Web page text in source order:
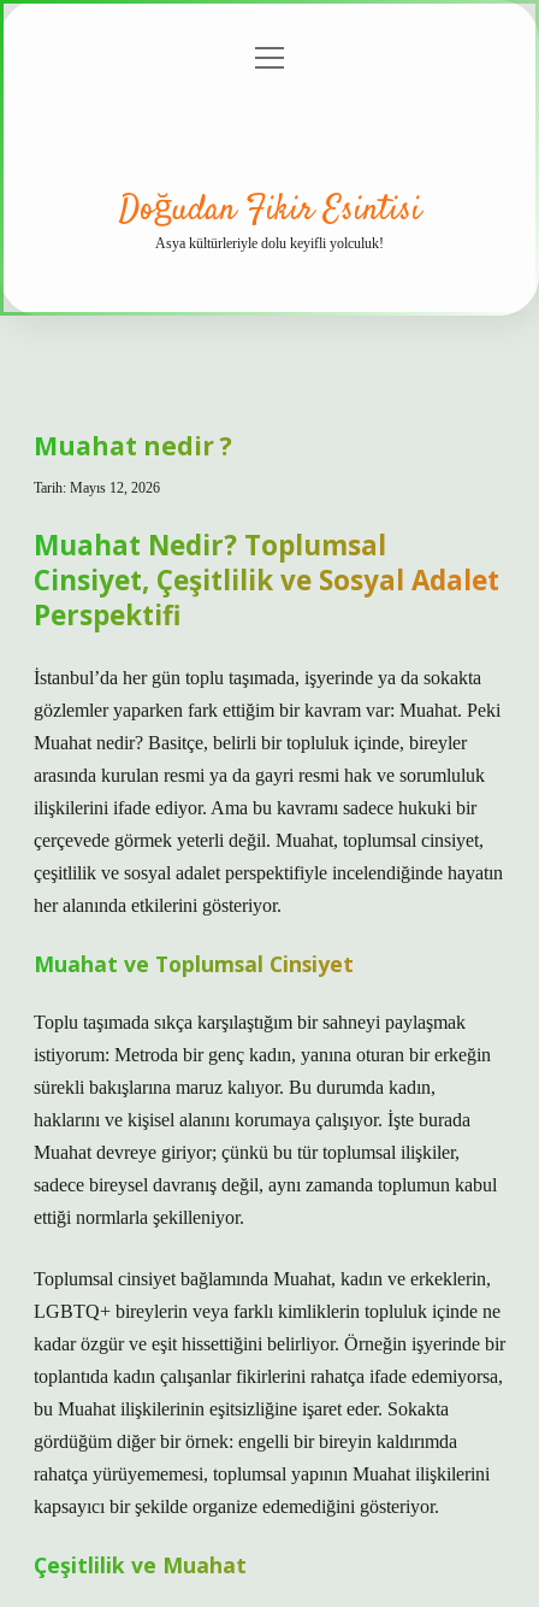
menüyü
Doğudan Fikir Esintisi
Asya kültürleriyle dolu keyifli yolculuk!
Muahat nedir ?
Tarih: Mayıs 12, 2026
Muahat Nedir? Toplumsal
Cinsiyet, Çeşitlilik ve Sosyal Adalet
Perspektifi
İstanbul’da her gün toplu taşımada, işyerinde ya da sokakta
gözlemler yaparken fark ettiğim bir kavram var: Muahat. Peki
Muahat nedir? Basitçe, belirli bir topluluk içinde, bireyler
arasında kurulan resmi ya da gayri resmi hak ve sorumluluk
ilişkilerini ifade ediyor. Ama bu kavramı sadece hukuki bir
çerçevede görmek yeterli değil. Muahat, toplumsal cinsiyet,
çeşitlilik ve sosyal adalet perspektifiyle incelendiğinde hayatın
her alanında etkilerini gösteriyor.
Muahat ve Toplumsal Cinsiyet
Toplu taşımada sıkça karşılaştığım bir sahneyi paylaşmak
istiyorum: Metroda bir genç kadın, yanına oturan bir erkeğin
sürekli bakışlarına maruz kalıyor. Bu durumda kadın,
haklarını ve kişisel alanını korumaya çalışıyor. İşte burada
Muahat devreye giriyor; çünkü bu tür toplumsal ilişkiler,
sadece bireysel davranış değil, aynı zamanda toplumun kabul
ettiği normlarla şekilleniyor.
Toplumsal cinsiyet bağlamında Muahat, kadın ve erkeklerin,
LGBTQ+ bireylerin veya farklı kimliklerin topluluk içinde ne
kadar özgür ve eşit hissettiğini belirliyor. Örneğin işyerinde bir
toplantıda kadın çalışanlar fikirlerini rahatça ifade edemiyorsa,
bu Muahat ilişkilerinin eşitsizliğine işaret eder. Sokakta
gördüğüm diğer bir örnek: engelli bir bireyin kaldırımda
rahatça yürüyememesi, toplumsal yapının Muahat ilişkilerini
kapsayıcı bir şekilde organize edemediğini gösteriyor.
Çeşitlilik ve Muahat